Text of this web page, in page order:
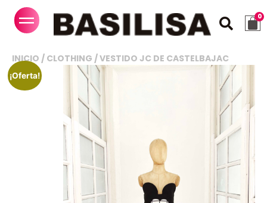
INICIO / CLOTHING / VESTIDO JC DE CASTELBAJAC
¡Oferta!